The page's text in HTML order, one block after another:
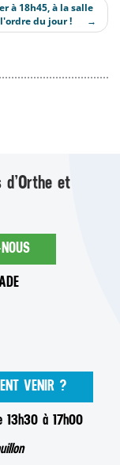
à 18h45, à la salle
du jour !
→
d’Orthe et
VENIR ?
13h30 à 17h00